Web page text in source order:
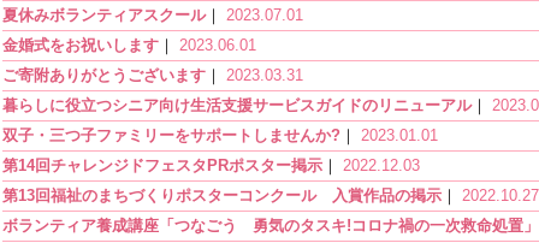
夏休みボランティアスクール｜ 2023.07.01
金婚式をお祝いします ｜ 2023.06.01
ご寄附ありがとうございます ｜ 2023.03.31
暮らしに役立つシニア向け生活支援サービスガイドのリニューアル｜
双子・三つ子ファミリーをサポートしませんか? ｜ 2023.01.01
第14回チャレンジドフェスタPRポスター掲示 ｜ 2022.12.03
第13回福祉のまちづくりポスターコンクール 入賞作品の掲示 ｜ 2022.10.27
ボランティア養成講座「つなごう 勇気のタスキ!コロナ禍の一次救命処置」